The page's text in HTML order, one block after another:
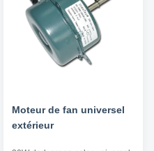
Moteur de fan universel
extérieur